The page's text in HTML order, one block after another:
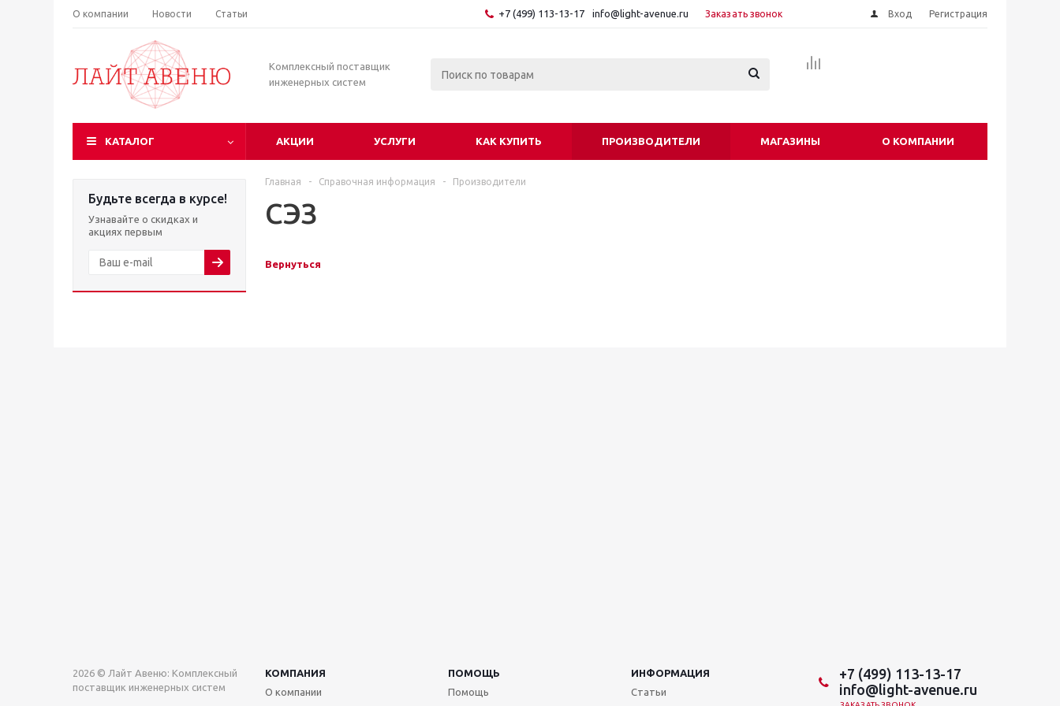
О компании Новости Статьи +7 (499) 113-13-17 info@light-avenue.ru Заказать звонок Вход Регистрация
Комплексный поставщик
инженерных систем
КАТАЛОГ АКЦИИ УСЛУГИ КАК КУПИТЬ ПРОИЗВОДИТЕЛИ МАГАЗИНЫ О КОМПАНИИ
Будьте всегда в курсе!
Узнавайте о скидках и
акциях первым
Главная - Справочная информация - Производители
СЭЗ
Вернуться
2026 © Лайт Авеню: Комплексный
поставщик инженерных систем
КОМПАНИЯ ПОМОЩЬ
ИНФОРМАЦИЯ
О компании
Помощь
Статьи
+7 (499) 113-13-17
info@light-avenue.ru